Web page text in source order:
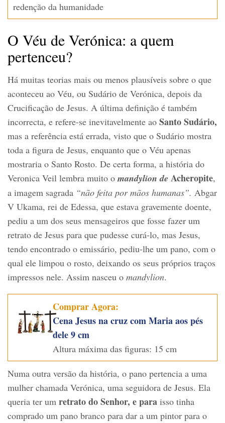
redenção da humanidade
O Véu de Verónica: a quem
pertenceu?
Há muitas teorias mais ou menos plausíveis sobre o que
aconteceu ao Véu, ou Sudário de Verónica, depois da
Crucificação de Jesus. A última definição é também
incorrecta, e refere-se inevitavelmente ao Santo Sudário,
mas a referência está errada, visto que o Sudário mostra
toda a figura de Jesus, enquanto que o Véu apenas
mostraria o Santo Rosto. De certa forma, a história do
Veronica Veil lembra muito o mandylion de Acheropite,
a imagem sagrada “não feita por mãos humanas”. Abgar
V Ukama, rei de Edessa, que estava gravemente doente,
pediu a um dos seus mensageiros que fosse fazer um
retrato de Jesus para que pudesse curá-lo, mas Jesus,
tendo encontrado o emissário, pediu-lhe um pano, com o
qual ele limpou o rosto, deixando os seus próprios traços
impressos nele. Assim nasceu o mandylion.
Comprar Agora:
Cena Jesus na cruz com Maria aos pés
dele 9 cm
Altura máxima das figuras: 15 cm
Numa outra versão da história, o pano pertencia a uma
mulher chamada Verónica, uma seguidora de Jesus. Ela
queria ter um retrato do Senhor, e para isso tinha
comprado um pano branco para dar a um pintor para o